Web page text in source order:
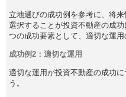
立地選びの成功例を参考に、将
選択することが投資不動産の成
つの成功要素として、適切な運用
成功例2：適切な運用
適切な運用が投資不動産の成功
う。